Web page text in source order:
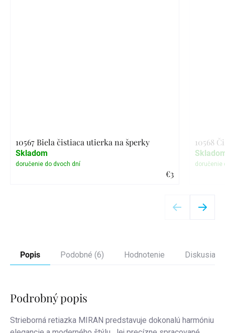
10567 Biela čistiaca utierka na šperky
€3
Skladom
10568
Popis Podobné (6) Hodnotenie Diskusia
Podrobný popis
Strieborná retiazka MIRAN predstavuje dokonalú harmóniu